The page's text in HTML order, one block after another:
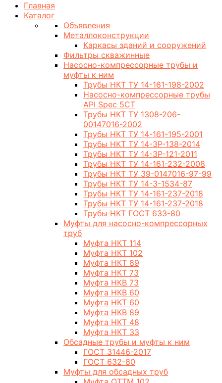
Главная
Каталог
Объявления
Металлоконструкции
Каркасы зданий и сооружений
Фильтры скважинные
Насосно-компрессорные трубы и
муфты к ним
Трубы НКТ ТУ 14-161-198-2002
Насосно-компрессорные трубы
API Spec 5CT
Трубы НКТ ТУ 1308-206-
00147016-2002
Трубы НКТ ТУ 14-161-195-2001
Трубы НКТ ТУ 14-3Р-138-2014
Трубы НКТ ТУ 14-3Р-121-2011
Трубы НКТ ТУ 14-161-232-2008
Трубы НКТ ТУ 39-0147016-97-99
Трубы НКТ ТУ 14-3-1534-87
Трубы НКТ ТУ 14-161-237-2018
Трубы НКТ ТУ 14-161-237-2018
Трубы НКТ ГОСТ 633-80
Муфты для насосно-компрессорных
труб
Муфта НКТ 114
Муфта НКТ 102
Муфта НКТ 89
Муфта НКТ 73
Муфта НКВ 73
Муфта НКВ 60
Муфта НКТ 60
Муфта НКВ 89
Муфта НКТ 48
Муфта НКТ 33
Обсадные трубы и муфты к ним
ГОСТ 31446-2017
ГОСТ 632-80
Муфты для обсадных труб